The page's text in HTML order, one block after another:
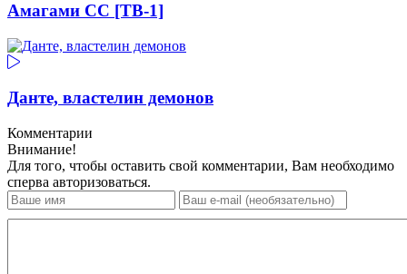
Амагами СС [ТВ-1]
Данте, властелин демонов
Комментарии
Внимание!
Для того, чтобы оставить свой комментарии, Вам необходимо
сперва авторизоваться.